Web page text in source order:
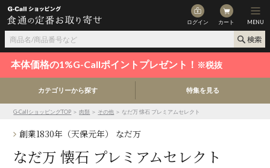
ログイン カート MENU
本体価格の1%G-Callポイントプレゼント！ ※税抜
カテゴリーから探す 特集を見る
G-CallショッピングTOP ＞肉類 ＞ その他 ＞ なだ万 懐石 プレミアムセレクト
創業1830年（天保元年） なだ万
なだ万 懐石 プレミアムセレクト